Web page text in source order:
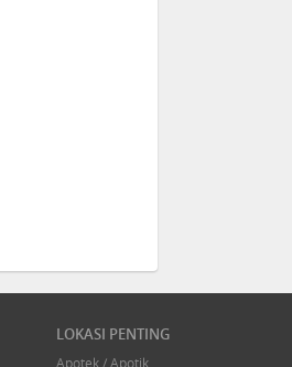
LOKASI PENTING
Apotek / Apotik